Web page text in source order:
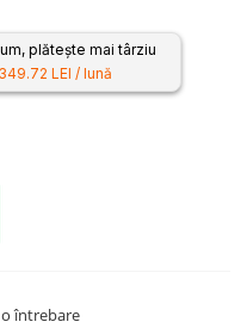
plătește mai târziu
LEI / lună
întrebare